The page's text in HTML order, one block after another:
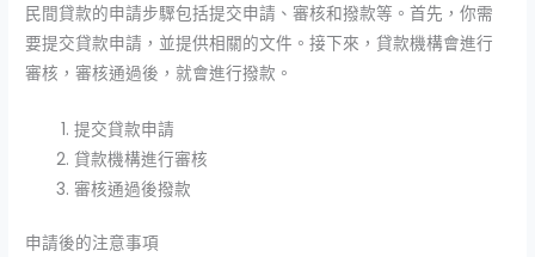
民間貸款的申請步驟包括提交申請、審核和撥款等。首先，你需
要提交貸款申請，並提供相關的文件。接下來，貸款機構會進行
審核，審核通過後，就會進行撥款。
提交貸款申請
貸款機構進行審核
審核通過後撥款
申請後的注意事項